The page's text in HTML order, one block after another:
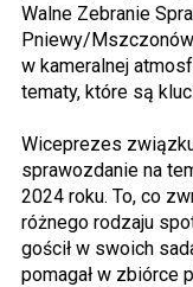
Walne Zebranie
Pniewy/
w kameralnej
tematy, które są
Wiceprezes
sprawozdanie na
2024 roku. To, co
różnego rodzaju
gościł w swoich
pomagał w zbiórce